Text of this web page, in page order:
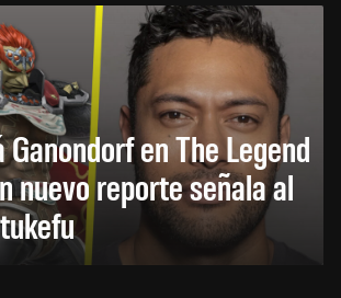
Ganondorf en The Legend
nuevo reporte señala al